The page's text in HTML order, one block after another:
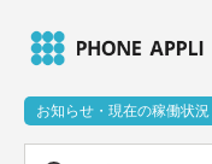
お知らせ・現在の稼働状況